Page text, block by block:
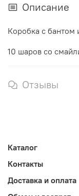
Описание
Коробка с бантом
10 шаров со
Отзывы
Каталог
Контакты
Доставка и оплата